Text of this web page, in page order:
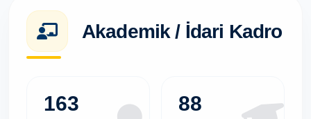
Akademik / İdari Kadro
163 88